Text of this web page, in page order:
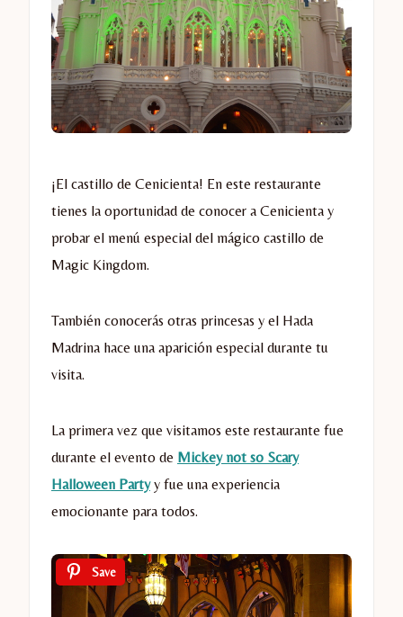
¡El castillo de Cenicienta! En este restaurante
tienes la oportunidad de conocer a Cenicienta y
probar el menú especial del mágico castillo de
Magic Kingdom.
También conocerás otras princesas y el Hada
Madrina hace una aparición especial durante tu
visita.
La primera vez que visitamos este restaurante fue
durante el evento de Mickey not so Scary
Halloween Partyy fue una experiencia
emocionante para todos.
Save